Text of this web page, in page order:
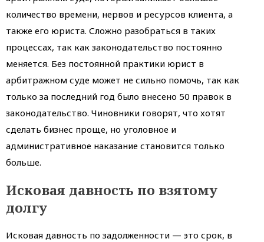
количество времени, нервов и ресурсов клиента, а
также его юриста. Сложно разобраться в таких
процессах, так как законодательство постоянно
меняется. Без постоянной практики юрист в
арбитражном суде может не сильно помочь, так как
только за последний год было внесено 50 правок в
законодательство. Чиновники говорят, что хотят
сделать бизнес проще, но уголовное и
административное наказание становится только
больше.
Исковая давность по взятому
долгу
Исковая давность по задолженности — это срок, в